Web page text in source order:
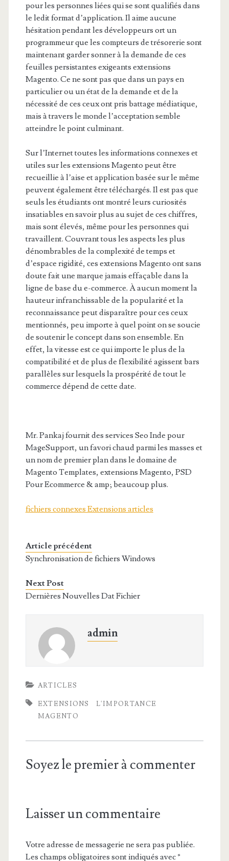
pour les personnes liées qui se sont qualifiés dans
le ledit format d’application. Il aime aucune
hésitation pendant les développeurs ort un
programmeur que les compteurs de trésorerie sont
maintenant garder sonner à la demande de ces
feuilles persistantes exigeants extensions
Magento. Ce ne sont pas que dans un pays en
particulier ou un état de la demande et de la
nécessité de ces ceux ont pris battage médiatique,
mais à travers le monde l’acceptation semble
atteindre le point culminant.
Sur l’Internet toutes les informations connexes et
utiles sur les extensions Magento peut être
recueillie à l’aise et application basée sur le même
peuvent également être téléchargés. Il est pas que
seuls les étudiants ont montré leurs curiosités
insatiables en savoir plus au sujet de ces chiffres,
mais sont élevés, même pour les personnes qui
travaillent. Couvrant tous les aspects les plus
dénombrables de la complexité de temps et
d’espace rigidité, ces extensions Magento ont sans
doute fait une marque jamais effaçable dans la
ligne de base du e-commerce. À aucun moment la
hauteur infranchissable de la popularité et la
reconnaissance peut disparaître pour ces ceux
mentionnés, peu importe à quel point on se soucie
de soutenir le concept dans son ensemble. En
effet, la vitesse est ce qui importe le plus de la
compatibilité et de plus de flexibilité agissent bars
parallèles sur lesquels la prospérité de tout le
commerce dépend de cette date.
Mr. Pankaj fournit des services Seo Inde pour
MageSupport, un favori chaud parmi les masses et
un nom de premier plan dans le domaine de
Magento Templates, extensions Magento, PSD
Pour Ecommerce & amp; beaucoup plus.
fichiers connexes Extensions articles
Article précédent
Synchronisation de fichiers Windows
Next Post
Dernières Nouvelles Dat Fichier
admin
ARTICLES
EXTENSIONS
L'IMPORTANCE
MAGENTO
Soyez le premier à commenter
Laisser un commentaire
Votre adresse de messagerie ne sera pas publiée.
Les champs obligatoires sont indiqués avec*